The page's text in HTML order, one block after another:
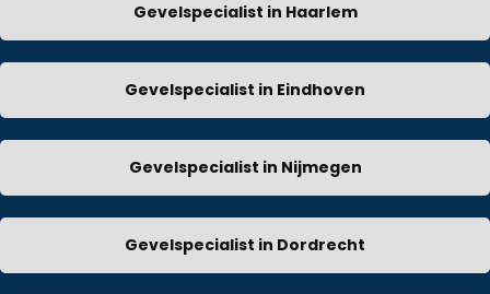
Gevelspecialist in Haarlem
Gevelspecialist in Eindhoven
Gevelspecialist in Nijmegen
Gevelspecialist in Dordrecht